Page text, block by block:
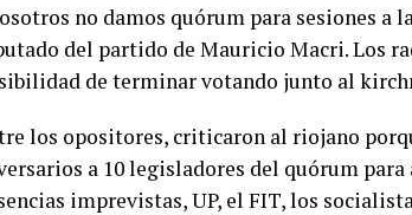
no damos quórum para sesiones a
del partido de Mauricio Macri. Los
de terminar votando junto al
los opositores, criticaron al riojano
a 10 legisladores del quórum
imprevistas, UP, el FIT, los